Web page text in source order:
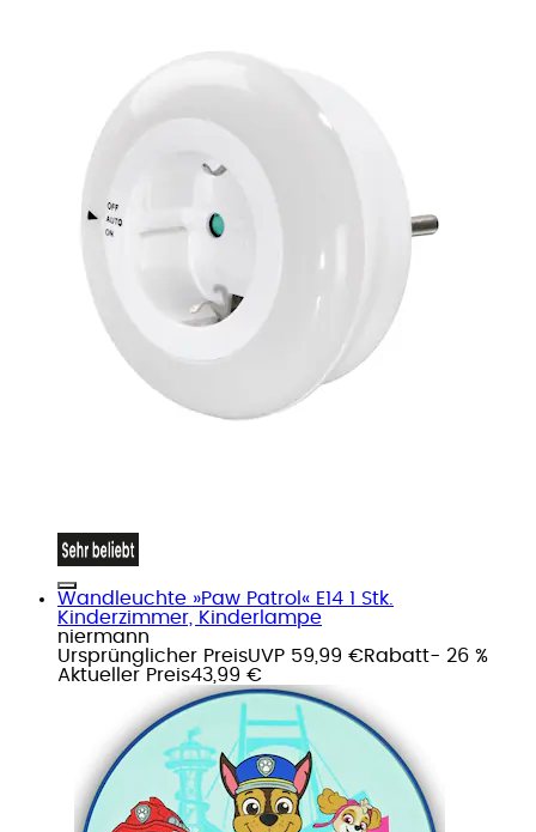
Wandleuchte »Paw Patrol« E14 1 Stk.
Kinderzimmer, Kinderlampe
niermann
Ursprünglicher PreisUVP 59,99 €Rabatt- 26 %
Aktueller Preis43,99 €